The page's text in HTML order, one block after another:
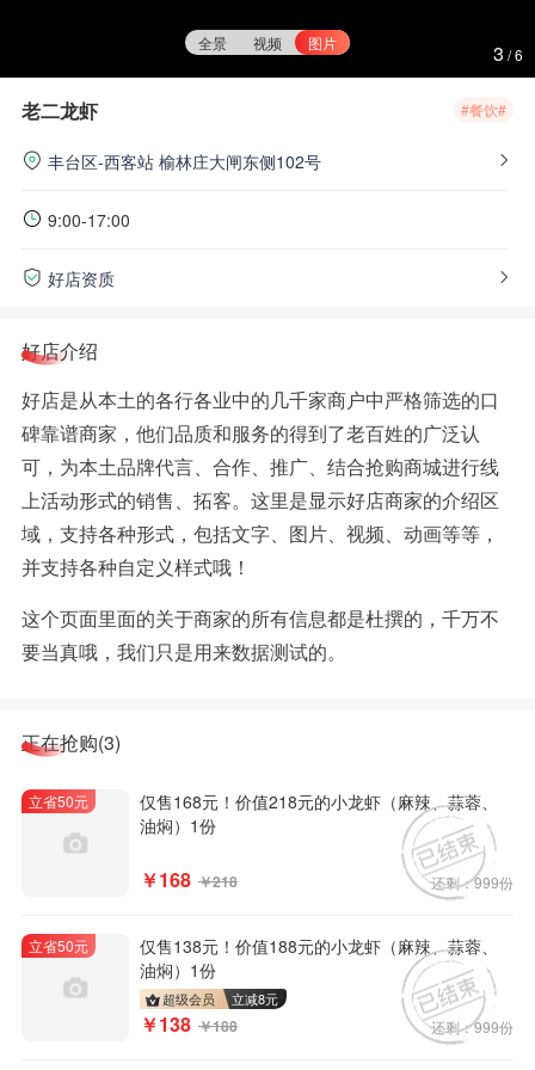
3 /6
全景 视频 图片
#餐饮#
老二龙虾
丰台区-西客站 榆林庄大闸东侧102号
9:00-17:00
好店资质
好店介绍
好店是从本土的各行各业中的几千家商户中严格筛选的口
碑靠谱商家，他们品质和服务的得到了老百姓的广泛认
可，为本土品牌代言、合作、推广、结合抢购商城进行线
上活动形式的销售、拓客。这里是显示好店商家的介绍区
域，支持各种形式，包括文字、图片、视频、动画等等，
并支持各种自定义样式哦！
这个页面里面的关于商家的所有信息都是杜撰的，千万不
要当真哦，我们只是用来数据测试的。
正在抢购(3)
立省50元
仅售168元！价值218元的小龙虾（麻辣、蒜蓉、
油焖）1份
￥168 ￥218 还剩：999份
立省50元
仅售138元！价值188元的小龙虾（麻辣、蒜蓉、
油焖）1份
超级会员 立减8元
￥138 ￥188 还剩：999份